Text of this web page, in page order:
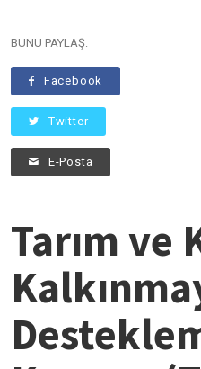
BUNU PAYLAŞ:
Facebook
Twitter
E-Posta
Tarım ve